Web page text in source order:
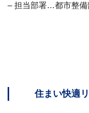
– 担当部署…都市整
住まい快適リ